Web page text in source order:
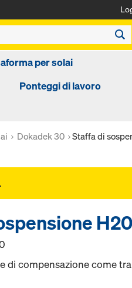
per solai
Ponteggi di lavoro
Dokadek 30 Staffa di
.
di compensazione come